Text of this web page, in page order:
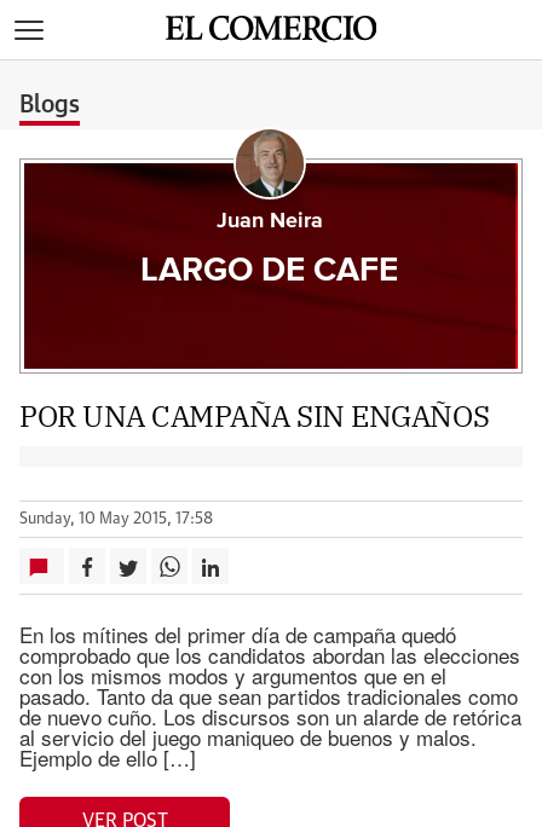
Blogs
Juan Neira
LARGO DE CAFE
POR UNA CAMPAÑA SIN ENGAÑOS
Sunday, 10 May 2015, 17:58
En los mítines del primer día de campaña quedó
comprobado que los candidatos abordan las elecciones
con los mismos modos y argumentos que en el
pasado. Tanto da que sean partidos tradicionales como
de nuevo cuño. Los discursos son un alarde de retórica
al servicio del juego maniqueo de buenos y malos.
Ejemplo de ello […]
VER POST